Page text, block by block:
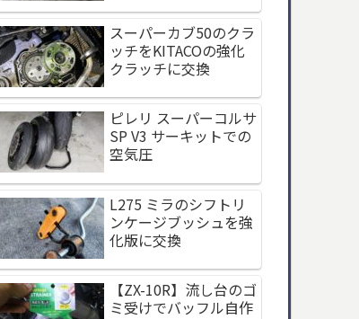
スーパーカブ50のクラ
ッチをKITACOの強化
クラッチに交換
ピレリ スーパーコルサ
SP V3 サーキットでの
空気圧
L275 ミラのシフトリ
ンケージブッシュを強
化版に交換
【ZX-10R】流し台のゴ
ミ受けでバッフル自作